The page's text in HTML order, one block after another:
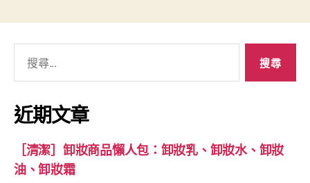
鍵
字:
近期文章
［清潔］卸妝商品懶人包：卸妝乳、卸妝水、卸妝
油、卸妝霜